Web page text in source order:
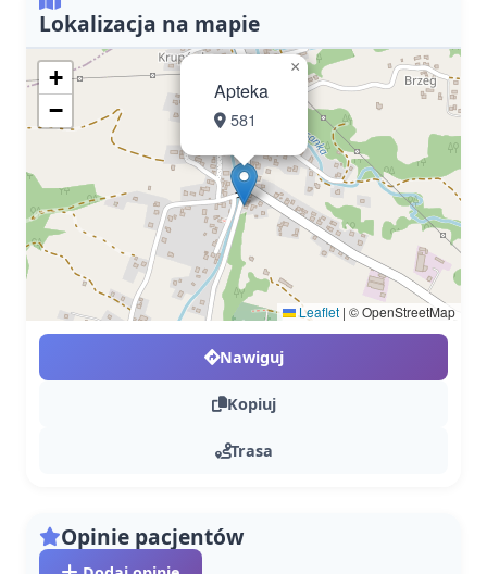
Lokalizacja na mapie
Apteka
581
×
+
−
Leaflet | © OpenStreetMap
Nawiguj
Kopiuj
Trasa
Opinie pacjentów